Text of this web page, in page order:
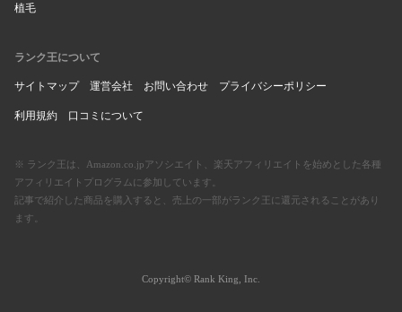
植毛
ランク王について
サイトマップ 運営会社 お問い合わせ プライバシーポリシー
利用規約 口コミについて
※ ランク王は、Amazon.co.jpアソシエイト、楽天アフィリエイトを始めとした各種
アフィリエイトプログラムに参加しています。
記事で紹介した商品を購入すると、売上の一部がランク王に還元されることがあり
ます。
Copyright© Rank King, Inc.